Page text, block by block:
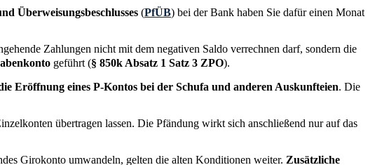
Überweisungsbeschlusses (PfÜB) bei der Bank haben Sie dafür einen Monat
Zahlungen nicht mit dem negativen Saldo verrechnen darf, sondern die
geführt (§ 850k Absatz 1 Satz 3 ZPO).
Eröffnung eines P-Kontos bei der Schufa und anderen Auskunfteien. Die
übertragen lassen. Die Pfändung wirkt sich anschließend nur auf das
Girokonto umwandeln, gelten die alten Konditionen weiter. Zusätzliche